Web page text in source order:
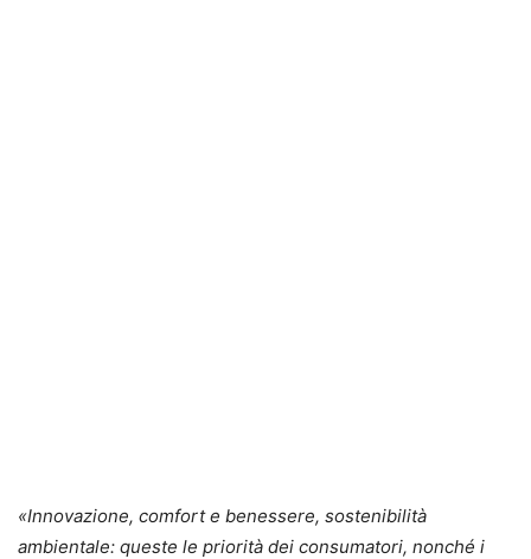
«Innovazione, comfort e benessere, sostenibilità
ambientale: queste le priorità dei consumatori, nonché i